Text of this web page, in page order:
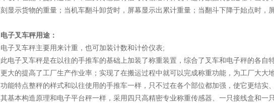
刻显示货物的重量；当机车翻斗卸货时，屏幕显示出累计重量；当翻斗下降于始点时，
电子叉车秤用途：
电子叉车秤主要用来计重，也可加装计数和计价仪表;
此电子叉车秤是在以往的手推车的基础上加装了称重装置，综合了叉车和电子秤的各自
更大的提高了工厂生产作业率；实现了在搬运过程中就可以完成称重功能，为工厂大大
功能特点整秤的样式和以往使用的手推车一样，只不过在各个部位都加强，使它更结实
其基本构造原理和电子平台秤一样，采用四只高精密专业称重传感器、一只接线盒和一